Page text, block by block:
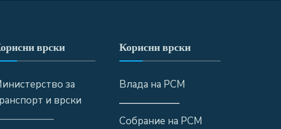
врски
за
и врски
Корисни врски
Влада на РСМ
——————
Собрание на РСМ